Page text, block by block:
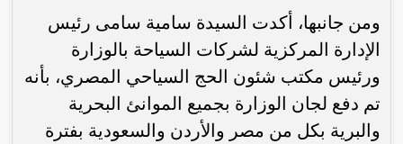
ومن جانبها، أكدت السيدة سامية سامى رئيس
الإدارة المركزية لشركات السياحة بالوزارة
ورئيس مكتب شئون الحج السياحي المصري، بأنه
تم دفع لجان الوزارة بجميع الموانئ البحرية
والبرية بكل من مصر والأردن والسعودية بفترة